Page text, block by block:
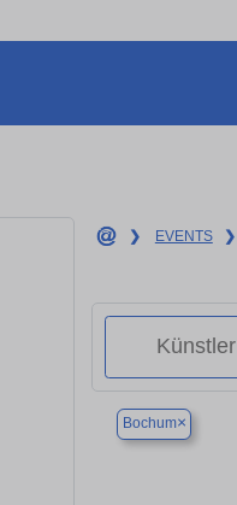
❯ EVENTS ❯
Bochum×